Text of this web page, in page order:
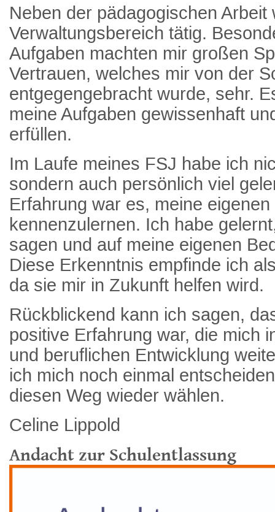
Neben der pädagogischen
Verwaltungsbereich tätig.
Aufgaben machten mir großen
Vertrauen, welches mir von der
entgegengebracht wurde, sehr.
meine Aufgaben gewissenhaft
erfüllen.
Im Laufe meines FSJ habe ich
sondern auch persönlich viel
Erfahrung war es, meine
kennenzulernen. Ich habe
sagen und auf meine eigenen
Diese Erkenntnis empfinde ich
da sie mir in Zukunft helfen wird.
Rückblickend kann ich sagen,
positive Erfahrung war, die mich
und beruflichen Entwicklung
ich mich noch einmal
diesen Weg wieder wählen.
Celine Lippold
Andacht zur Schulentlassung